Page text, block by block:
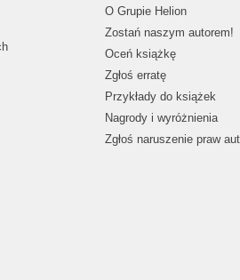
O Grupie Helion
Zostań naszym autorem!
Oceń książkę
Zgłoś erratę
Przykłady do książek
Nagrody i wyróżnienia
Zgłoś naruszenie praw